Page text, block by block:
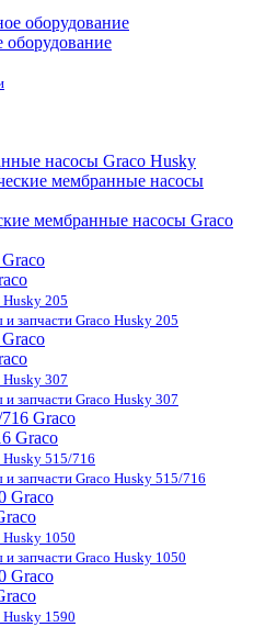
оборудование
насосы Graco Husky
мембранные насосы Graco
205
и запчасти Graco Husky 205
307
и запчасти Graco Husky 307
Graco
515/716
и запчасти Graco Husky 515/716
1050
и запчасти Graco Husky 1050
1590